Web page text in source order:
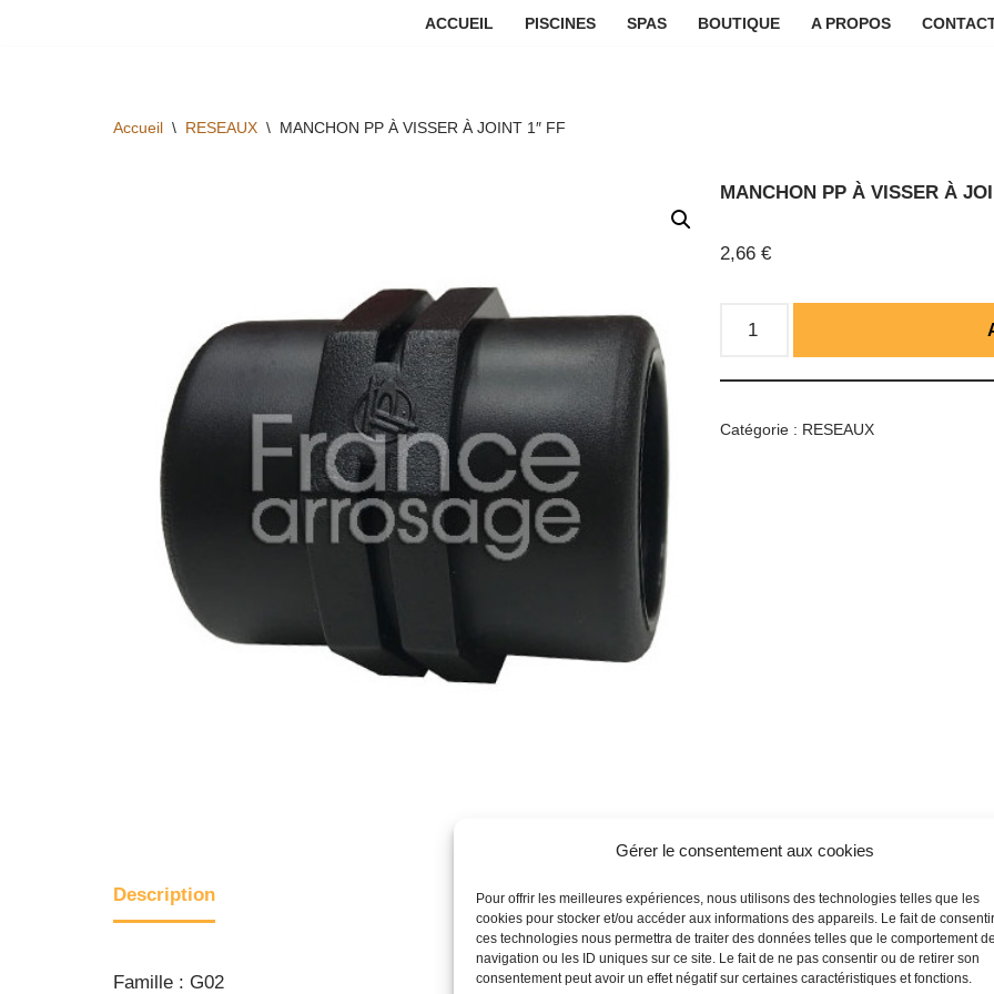
Gérer le consentement aux cookies
Pour offrir les meilleures expériences, nous utilisons des technologies telles que les
cookies pour stocker et/ou accéder aux informations des appareils. Le fait de
ces technologies nous permettra de traiter des données telles que le comportement de
navigation ou les ID uniques sur ce site. Le fait de ne pas consentir ou de retirer son
consentement peut avoir un effet négatif sur certaines caractéristiques et fonctions.
ACCUEIL PISCINES SPAS BOUTIQUE A PROPOS
Accueil \ RESEAUX \ MANCHON PP À VISSER À JOINT 1″ FF
MANCHON PP À VISSER À
2,66€
Catégorie : RESEAUX
Description
Famille : G02